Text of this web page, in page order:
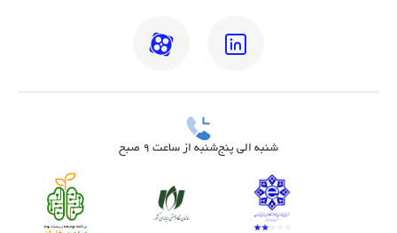
شنبه الی پنج‌شنبه از ساعت 9 صبح